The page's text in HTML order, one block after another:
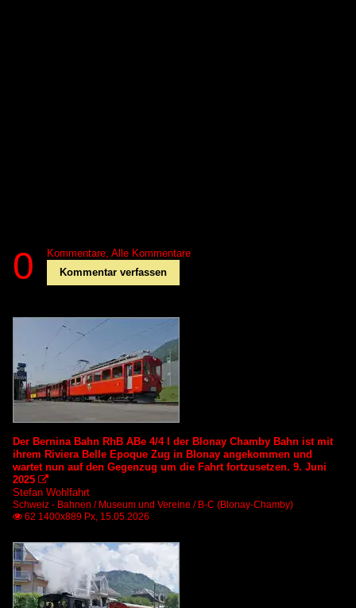
0 Kommentare, Alle Kommentare
Kommentar verfassen
Der Bernina Bahn RhB ABe 4/4 I der Blonay Chamby Bahn ist mit
ihrem Riviera Belle Epoque Zug in Blonay angekommen und
wartet nun auf den Gegenzug um die Fahrt fortzusetzen. 9. Juni
2025 
Stefan Wohlfahrt
Schweiz - Bahnen / Museum und Vereine / B-C (Blonay-Chamby)
 62 1400x889 Px, 15.05.2026